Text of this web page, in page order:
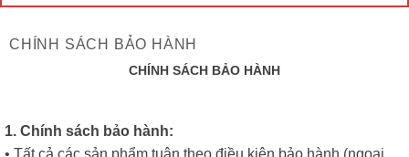
CHÍNH SÁCH BẢO HÀNH
CHÍNH SÁCH BẢO HÀNH
1. Chính sách bảo hành:
• Tất cả các sản phẩm tuân theo điều kiện bảo hành (ngoại